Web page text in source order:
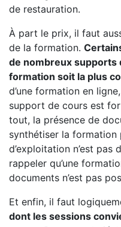
de restauration.
À part le prix, il faut
de la formation.
de nombreux supports
formation soit la plus
d’une formation en
support de cours est
tout, la présence de
synthétiser la formation
d’exploitation n’est pas
rappeler qu’une
documents n’est pas
Et enfin, il faut
dont les sessions